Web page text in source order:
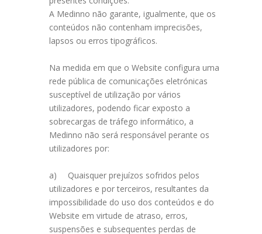
A Medinno não garante, igualmente, que os
conteúdos não contenham imprecisões,
lapsos ou erros tipográficos.
Na medida em que o Website configura uma
rede pública de comunicações eletrónicas
susceptível de utilização por vários
utilizadores, podendo ficar exposto a
sobrecargas de tráfego informático, a
Medinno não será responsável perante os
utilizadores por:
a)
Quaisquer prejuízos sofridos pelos
utilizadores e por terceiros, resultantes da
impossibilidade do uso dos conteúdos e do
Website em virtude de atraso, erros,
suspensões e subsequentes perdas de